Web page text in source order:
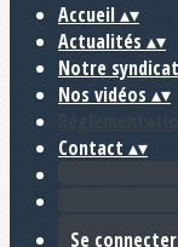
Accueil▴▾
Actualités ▴▾
Notre syndicat
Nos vidéos ▴▾
Contact ▴▾
Se connecter